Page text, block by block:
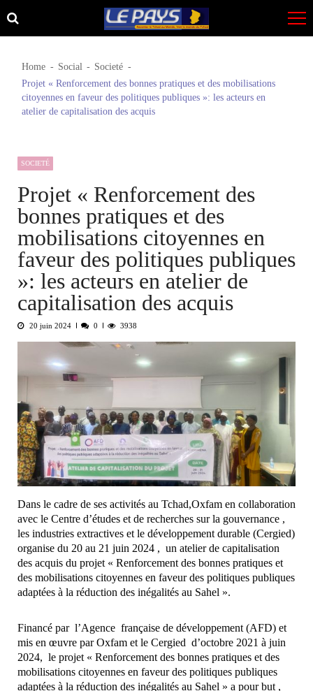
Skip
to
Skip
to
Home Social
Societé
Projet « Renforcement des bonnes pratiques et des mobilisations
citoyennes en faveur des politiques publiques »: les acteurs en
atelier de capitalisation des acquis
SOCIETÉ
Projet « Renforcement des
bonnes pratiques et des
mobilisations citoyennes en
faveur des politiques publiques
»: les acteurs en atelier de
capitalisation des acquis
20 juin 2024 0 3938
Dans le cadre de ses activités au Tchad,Oxfam en collaboration
avec le Centre d’études et de recherches sur la gouvernance ,
les industries extractives et le développement durable (Cergied)
organise du 20 au 21 juin 2024 , un atelier de capitalisation
des acquis du projet « Renforcement des bonnes pratiques et
des mobilisations citoyennes en faveur des politiques publiques
adaptées à la réduction des inégalités au Sahel ».
Financé par l’Agence française de développement (AFD) et
mis en œuvre par Oxfam et le Cergied d’octobre 2021 à juin
2024, le projet « Renforcement des bonnes pratiques et des
mobilisations citoyennes en faveur des politiques publiques
adaptées à la réduction des inégalités au Sahel » a pour but ,